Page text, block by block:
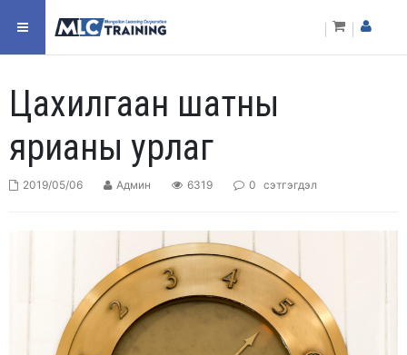
Цахилгаан шатны
ярианы урлаг
2019/05/06 Админ 6319 0 сэтгэгдэл